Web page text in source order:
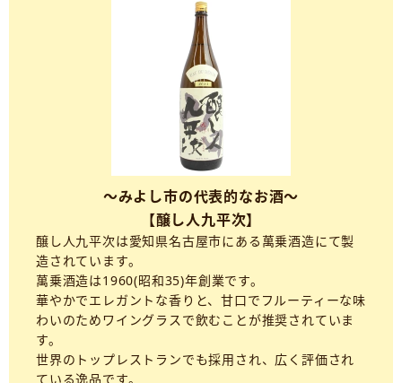
～みよし市の代表的なお酒～
【醸し人九平次】
醸し人九平次は愛知県名古屋市にある萬乗酒造にて製
造されています。
萬乗酒造は1960(昭和35)年創業です。
華やかでエレガントな香りと、甘口でフルーティーな味
わいのためワイングラスで飲むことが推奨されていま
す。
世界のトップレストランでも採用され、広く評価され
ている逸品です。